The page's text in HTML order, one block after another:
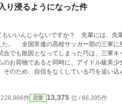
り浸るようになった件
いいんじゃないですか？ 先輩には、
み）は、自
でも敗因となってしまった巧は、三軍キ
のため、自信をなくしている巧を追い込
り、巧はサッカー部を辞めようとしていた。そこ
されてサッカーを続ける決意をした巧は
件 恋愛 13,375 位 / 66,395件